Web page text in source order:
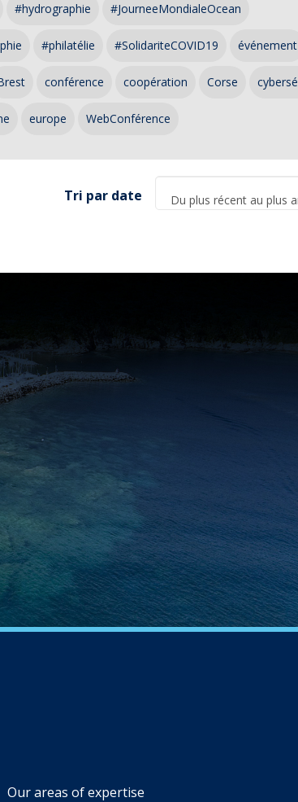
#hydrographie #JourneeMondialeOcean
#philatélie #SolidariteCOVID19 événement
conférence coopération Corse
europe WebConférence
Tri par date Du plus récent au plus
Our areas of expertise